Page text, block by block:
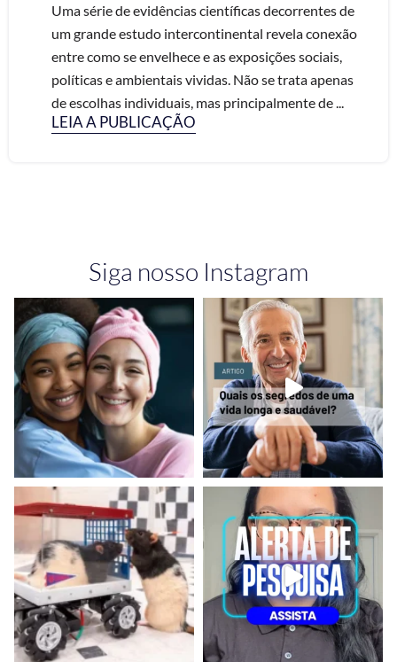
Uma série de evidências científicas decorrentes de
um grande estudo intercontinental revela conexão
entre como se envelhece e as exposições sociais,
políticas e ambientais vividas. Não se trata apenas
de escolhas individuais, mas principalmente de ...
LEIA A PUBLICAÇÃO
Siga nosso Instagram